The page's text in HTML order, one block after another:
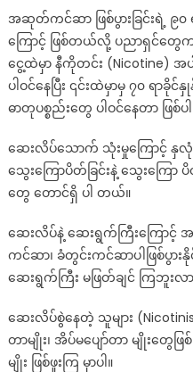
အဆုတ်ကင်ဆာ ဖြစ်ပွားခြင်းရဲ့ ၉၀
ကြောင့် ဖြစ်တယ်လို့ ပညာရှင်တွေက
ငွေ့ထဲမှာ နီကိုတင်း (Nicotine) အပ
ပါဝင်နေပြီး ၎င်းထဲမှာမှ ၇၀ ရာခို
ဓာတုပစ္စည်းတွေ ပါဝင်နေတာ ဖြစ်
ဆေးလိပ်သောက် သုံးမှုကြောင့် နှလုံး
သွေးကြောပိတ်ခြင်းနဲ့ သွေးကြေ
တွေ တောင်ရှိ ပါ တယ်။
ဆေးလိပ်နဲ့ ဆေးရွက်ကြီးကြောင့်
ကင်ဆာ၊ ခံတွင်းကင်ဆာပါဖြစ်ပွ
ဆေးရွက်ကြီး မဖြတ်ချင် ကြဘူးလာ
ဆေးလိပ်စွဲနေတဲ့ သူများ
တာမျိုး၊ အိပ်မပျော်တာ မျိုးတွေ
မျိုး ဖြစ်ဖူးကြ မှာပါ။